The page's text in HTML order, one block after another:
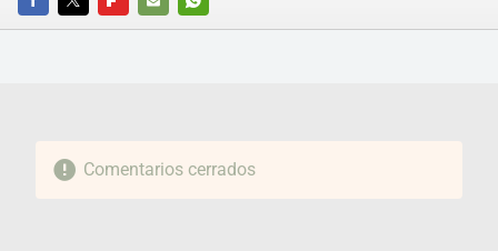
FACEBOOKTWITTERFLIPBOARD
E-
WHATSAPP
Comentarios cerrados